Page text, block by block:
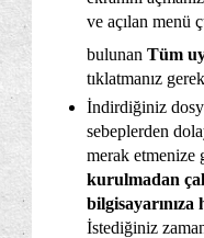
ve açılan menü
bulunan Tüm
tıklatmanız
İndirdiğiniz
sebeplerden
merak etmenize
kurulmadan
İstediğiniz